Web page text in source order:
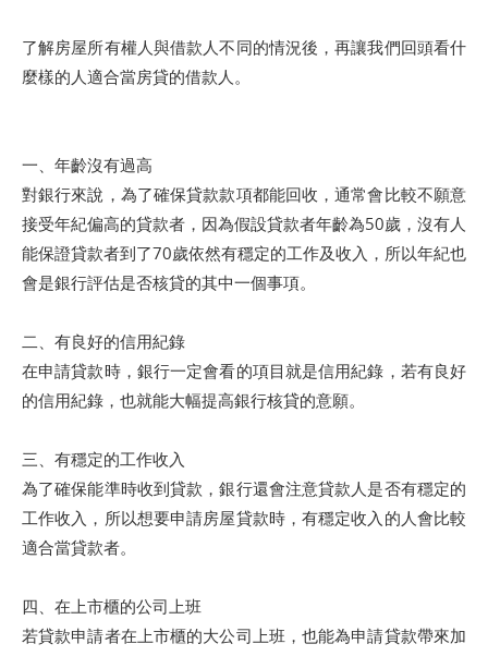
了解房屋所有權人與借款人不同的情況後，再讓我們回頭看什
麼樣的人適合當房貸的借款人。
一、年齡沒有過高
對銀行來說，為了確保貸款款項都能回收，通常會比較不願意
接受年紀偏高的貸款者，因為假設貸款者年齡為50歲，沒有人
能保證貸款者到了70歲依然有穩定的工作及收入，所以年紀也
會是銀行評估是否核貸的其中一個事項。
二、有良好的信用紀錄
在申請貸款時，銀行一定會看的項目就是信用紀錄，若有良好
的信用紀錄，也就能大幅提高銀行核貸的意願。
三、有穩定的工作收入
為了確保能準時收到貸款，銀行還會注意貸款人是否有穩定的
工作收入，所以想要申請房屋貸款時，有穩定收入的人會比較
適合當貸款者。
四、在上市櫃的公司上班
若貸款申請者在上市櫃的大公司上班，也能為申請貸款帶來加